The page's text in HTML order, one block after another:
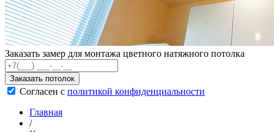
Заказать замер для монтажа цветного натяжного потолка
Заказать потолок
Согласен с политикой конфиденциальности
Главная
/